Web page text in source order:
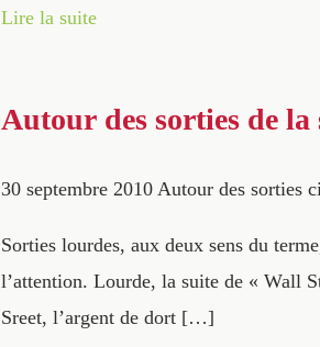
Lire la suite
Autour des sorties de la
30 septembre 2010 Autour des sorties
Sorties lourdes, aux deux sens du
l’attention. Lourde, la suite de « Wall
Sreet, l’argent de dort […]